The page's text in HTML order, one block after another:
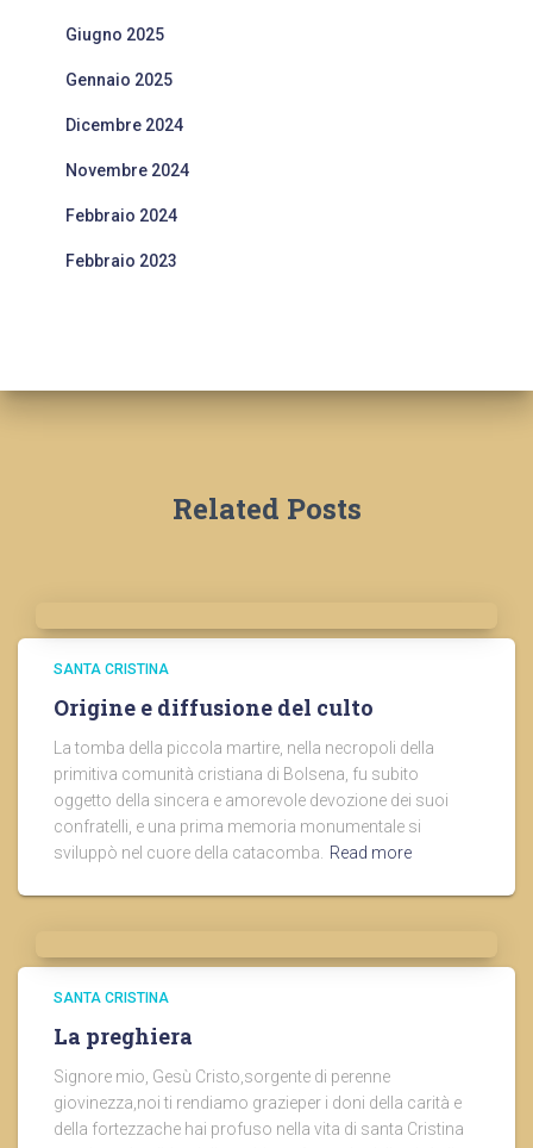
Giugno 2025
Gennaio 2025
Dicembre 2024
Novembre 2024
Febbraio 2024
Febbraio 2023
Related Posts
SANTA CRISTINA
Origine e diffusione del culto
La tomba della piccola martire, nella necropoli della
primitiva comunità cristiana di Bolsena, fu subito
oggetto della sincera e amorevole devozione dei suoi
confratelli, e una prima memoria monumentale si
sviluppò nel cuore della catacomba.
Read more
SANTA CRISTINA
La preghiera
Signore mio, Gesù Cristo,sorgente di perenne
giovinezza,noi ti rendiamo grazieper i doni della carità e
della fortezzache hai profuso nella vita di santa Cristina